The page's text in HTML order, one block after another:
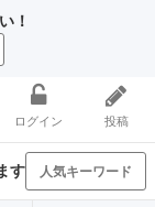
！
ログイン 投稿
す 人気キーワード